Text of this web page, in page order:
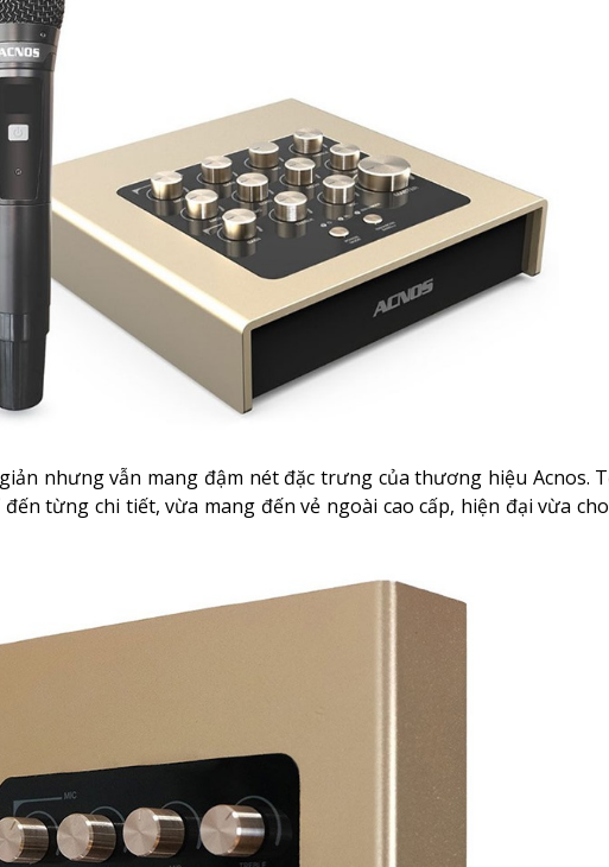
nhưng vẫn mang đậm nét đặc trưng của thương hiệu Acnos.
từng chi tiết, vừa mang đến vẻ ngoài cao cấp, hiện đại vừa